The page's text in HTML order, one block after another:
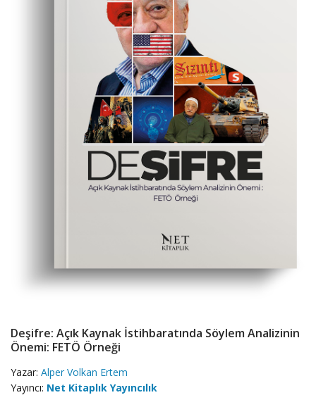
Deşifre: Açık Kaynak İstihbaratında Söylem Analizinin
Önemi: FETÖ Örneği
Yazar: Alper Volkan Ertem
Yayıncı: Net Kitaplık Yayıncılık